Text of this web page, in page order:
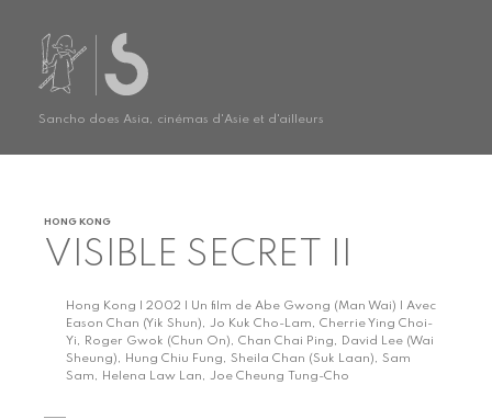
Sancho does Asia, cinémas d'Asie et d'ailleurs
HONG KONG
VISIBLE SECRET II
Hong Kong | 2002 | Un film de Abe Gwong (Man Wai) | Avec
Eason Chan (Yik Shun), Jo Kuk Cho-Lam, Cherrie Ying Choi-
Yi, Roger Gwok (Chun On), Chan Chai Ping, David Lee (Wai
Sheung), Hung Chiu Fung, Sheila Chan (Suk Laan), Sam
Sam, Helena Law Lan, Joe Cheung Tung-Cho